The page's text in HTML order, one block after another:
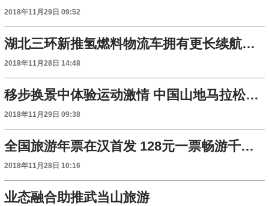
2018年11月29日 09:52
湖北三环新推氢燃料物流车拥有更长续航里程
2018年11月28日 14:48
移步换景中体验运动激情 中国山地马拉松系列赛首次到汉
2018年11月29日 09:38
全国旅游年票在汉首发 128元一票畅游千余景区
2018年11月28日 10:16
业态融合助推武当山旅游